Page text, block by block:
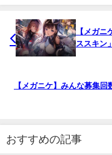
【メガニ
ススキン」
【メガニケ】みんな募集
おすすめの記事